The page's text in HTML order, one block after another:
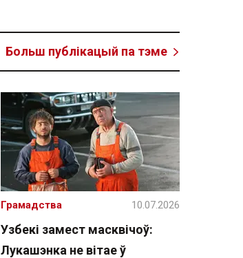
Больш публікацый па тэме
Узбекі замест масквічоў:
Лукашэнка не вітае ў
Грамадства 10.07.2026